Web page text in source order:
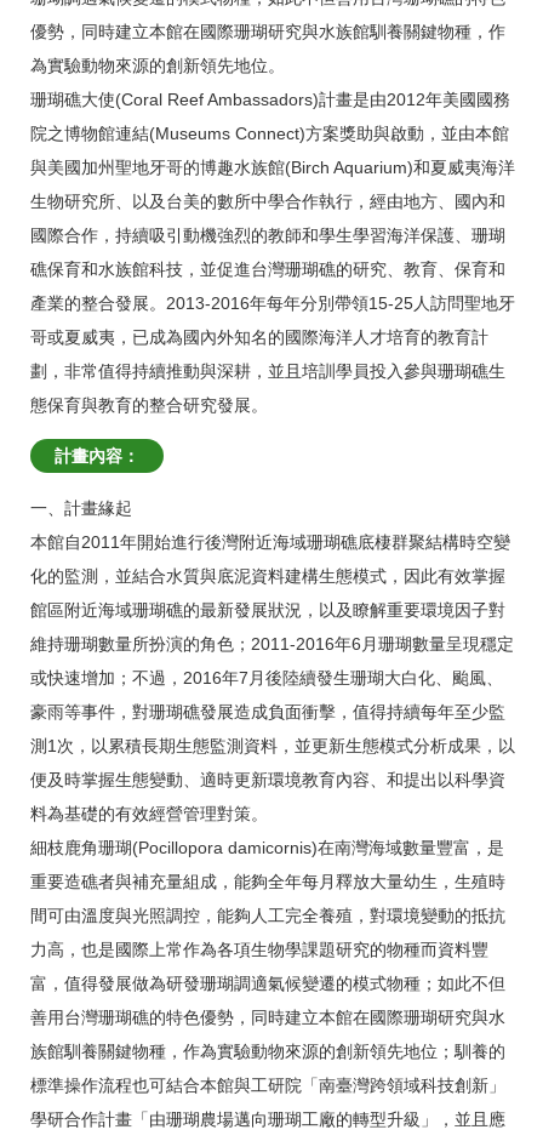
優勢，同時建立本館在國際珊瑚研究與水族館馴養關鍵物種，作
為實驗動物來源的創新領先地位。
珊瑚礁大使(Coral Reef Ambassadors)計畫是由2012年美國國務
院之博物館連結(Museums Connect)方案獎助與啟動，並由本館
與美國加州聖地牙哥的博趣水族館(Birch Aquarium)和夏威夷海洋
生物研究所、以及台美的數所中學合作執行，經由地方、國內和
國際合作，持續吸引動機強烈的教師和學生學習海洋保護、珊瑚
礁保育和水族館科技，並促進台灣珊瑚礁的研究、教育、保育和
產業的整合發展。2013-2016年每年分別帶領15-25人訪問聖地牙
哥或夏威夷，已成為國內外知名的國際海洋人才培育的教育計
劃，非常值得持續推動與深耕，並且培訓學員投入參與珊瑚礁生
態保育與教育的整合研究發展。
計畫內容：
一、計畫緣起
本館自2011年開始進行後灣附近海域珊瑚礁底棲群聚結構時空變
化的監測，並結合水質與底泥資料建構生態模式，因此有效掌握
館區附近海域珊瑚礁的最新發展狀況，以及瞭解重要環境因子對
維持珊瑚數量所扮演的角色；2011-2016年6月珊瑚數量呈現穩定
或快速增加；不過，2016年7月後陸續發生珊瑚大白化、颱風、
豪雨等事件，對珊瑚礁發展造成負面衝擊，值得持續每年至少監
測1次，以累積長期生態監測資料，並更新生態模式分析成果，以
便及時掌握生態變動、適時更新環境教育內容、和提出以科學資
料為基礎的有效經營管理對策。
細枝鹿角珊瑚(Pocillopora damicornis)在南灣海域數量豐富，是
重要造礁者與補充量組成，能夠全年每月釋放大量幼生，生殖時
間可由溫度與光照調控，能夠人工完全養殖，對環境變動的抵抗
力高，也是國際上常作為各項生物學課題研究的物種而資料豐
富，值得發展做為研發珊瑚調適氣候變遷的模式物種；如此不但
善用台灣珊瑚礁的特色優勢，同時建立本館在國際珊瑚研究與水
族館馴養關鍵物種，作為實驗動物來源的創新領先地位；馴養的
標準操作流程也可結合本館與工研院「南臺灣跨領域科技創新」
學研合作計畫「由珊瑚農場邁向珊瑚工廠的轉型升級」，並且應